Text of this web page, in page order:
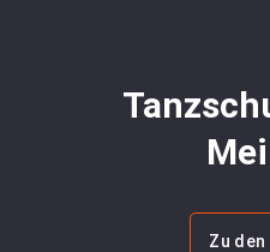
Zu den